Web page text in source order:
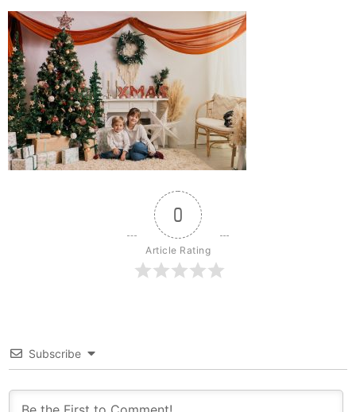
0
Article Rating
Subscribe